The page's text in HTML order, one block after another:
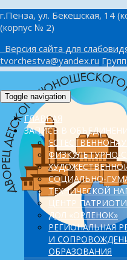
г.Пенза, ул. Бекешская, 14
(корпус № 2)
Версия сайта для
tvorchestva@yandex.ru
Toggle navigation
ГЛАВНАЯ
ЗАПИСЬ В
ФИЗКУЛЬТУРНО-
СОЦИАЛЬНО-
ТЕХНИЧЕСКОЙ
ЦЕНТР
ДОЛ «ОРЛЕНОК»
PЕГИОНАЛЬНАЯ
И
ОБРАЗОВАНИЯ